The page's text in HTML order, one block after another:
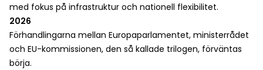
med fokus på infrastruktur och nationell flexibilitet.
2026
Förhandlingarna mellan Europaparlamentet, ministerrådet
och EU-kommissionen, den så kallade trilogen, förväntas
börja.